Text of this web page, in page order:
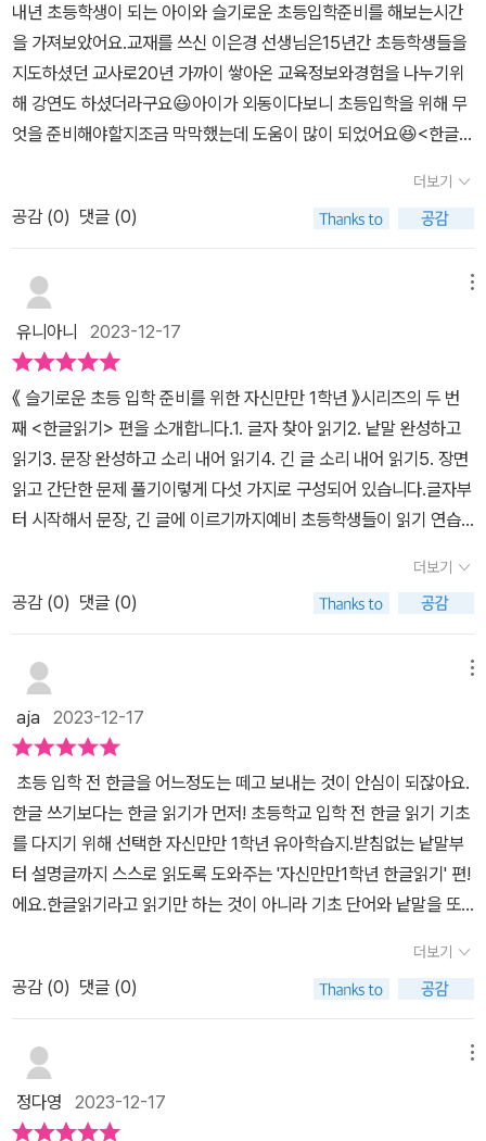
내년 초등학생이 되는 아이와 슬기로운 초등입학준비를 해보는시간
을 가져보았어요.교재를 쓰신 이은경 선생님은15년간 초등학생들을
지도하셨던 교사로20년 가까이 쌓아온 교육정보와경험을 나누기위
해 강연도 하셨더라구요😃아이가 외동이다보니 초등입학을 위해 무
엇을 준비해야할지조금 막막했는데 도움이 많이 되었어요😆<한글
운 숙제가 될 수 있으니책 읽기에 익숙하지 않다면, 더듬 더듬 한 글자
씩 읽을 때마다 크게 칭찬해 주세요.여기서 중요한점☝️억지로 읽어보
게 시키거나 읽지 못했다고 혼내지 말래요.책을 잘 읽는 아이라면, 천
천히 큰 소리로 읽도록 유도해 주세요.자신만만 1학년 시리즈 한글읽
과내용을 미리 배워보기에도 좋겠더라구요.하루10분으로 받침없는
낱말로 시작해서스스로 읽는 연습을 통해읽기에 자신감을 가지기 딱
이에요.읽기 시작인 아이들이자신감을 가지고 술술 읽어나갈수 있도
록엄마 아빠의 무한 응원이 많은 도움이 될꺼에요~...※ 출판사로부터
책만 제공받아 개인적인 생각으로 쓴 글입니다.
더보기
공감 (0) 댓글 (0)
유니아니 2023-12-17
《 슬기로운 초등 입학 준비를 위한 자신만만 1학년 》시리즈의 두 번
째 <한글읽기> 편을 소개합니다.1. 글자 찾아 읽기2. 낱말 완성하고
읽기3. 문장 완성하고 소리 내어 읽기4. 긴 글 소리 내어 읽기5. 장면
읽고 간단한 문제 풀기이렇게 다섯 가지로 구성되어 있습니다.글자부
터 시작해서 문장, 긴 글에 이르기까지예비 초등학생들이 읽기 연습
만 겹받침을 많이 어려워하는데요,겹받침이 어떻게 발음되는지, 어떤
말에 쓰이는지 부분이 있어특히 유익했습니다.겨울방학을 이용해 열
심히 한글 읽기 연습해야겠어요.예비 초등학생 어린이들 함께해요
🙂[출판사로부터 도서를 제공받았습니다 🫶]
더보기
공감 (0) 댓글 (0)
aja 2023-12-17
초등 입학 전 한글을 어느정도는 떼고 보내는 것이 안심이 되잖아요.
한글 쓰기보다는 한글 읽기가 먼저! 초등학교 입학 전 한글 읽기 기초
를 다지기 위해 선택한 자신만만 1학년 유아학습지.받침없는 낱말부
터 설명글까지 스스로 읽도록 도와주는 '자신만만1학년 한글읽기' 편!
에요.한글읽기라고 읽기만 하는 것이 아니라 기초 단어와 낱말을 또
미와 흥미를 줄 수 있게 구성되어 있는데요. 뿐만 아니라 동시, 수필,
학교생활 관련 글 등 다양한 종류의 글들을 접하면서 초1 교과 내용도
미리 만나볼 수 있어서 미리 기초를 닦아줄 수 있는 학습지인거 같아
맘에 들어요. 입학 까지 남은 기간 <자신만만 1학년 한글읽기>로 한
더보기
공감 (0) 댓글 (0)
정다영 2023-12-17